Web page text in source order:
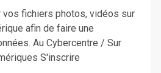
vos fichiers photos, vidéos sur
afin de faire une
Au Cybercentre / Sur
S'inscrire